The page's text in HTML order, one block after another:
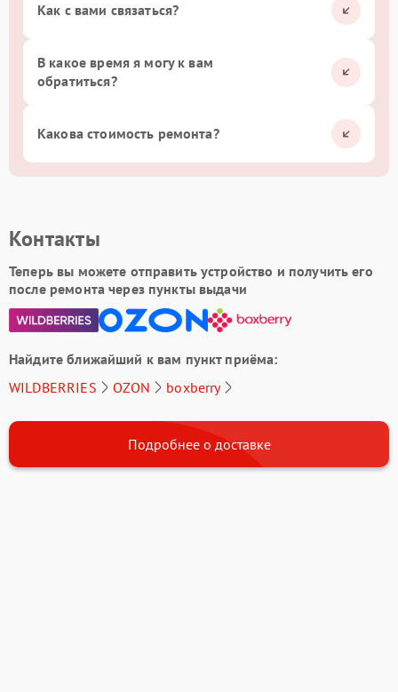
Как с вами связаться?
В какое время я могу к вам
обратиться?
Какова стоимость ремонта?
Контакты
Теперь вы можете отправить устройство и получить его
после ремонта через пункты выдачи
Найдите ближайший к вам пункт приёма:
WILDBERRIES
OZON boxberry
Подробнее о доставке